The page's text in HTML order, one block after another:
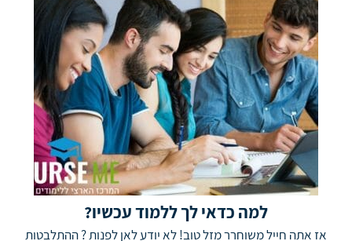
למה כדאי לך ללמוד עכשיו?
אז אתה חייל משוחרר מזל טוב! לא יודע לאן לפנות ? ההתלבטות